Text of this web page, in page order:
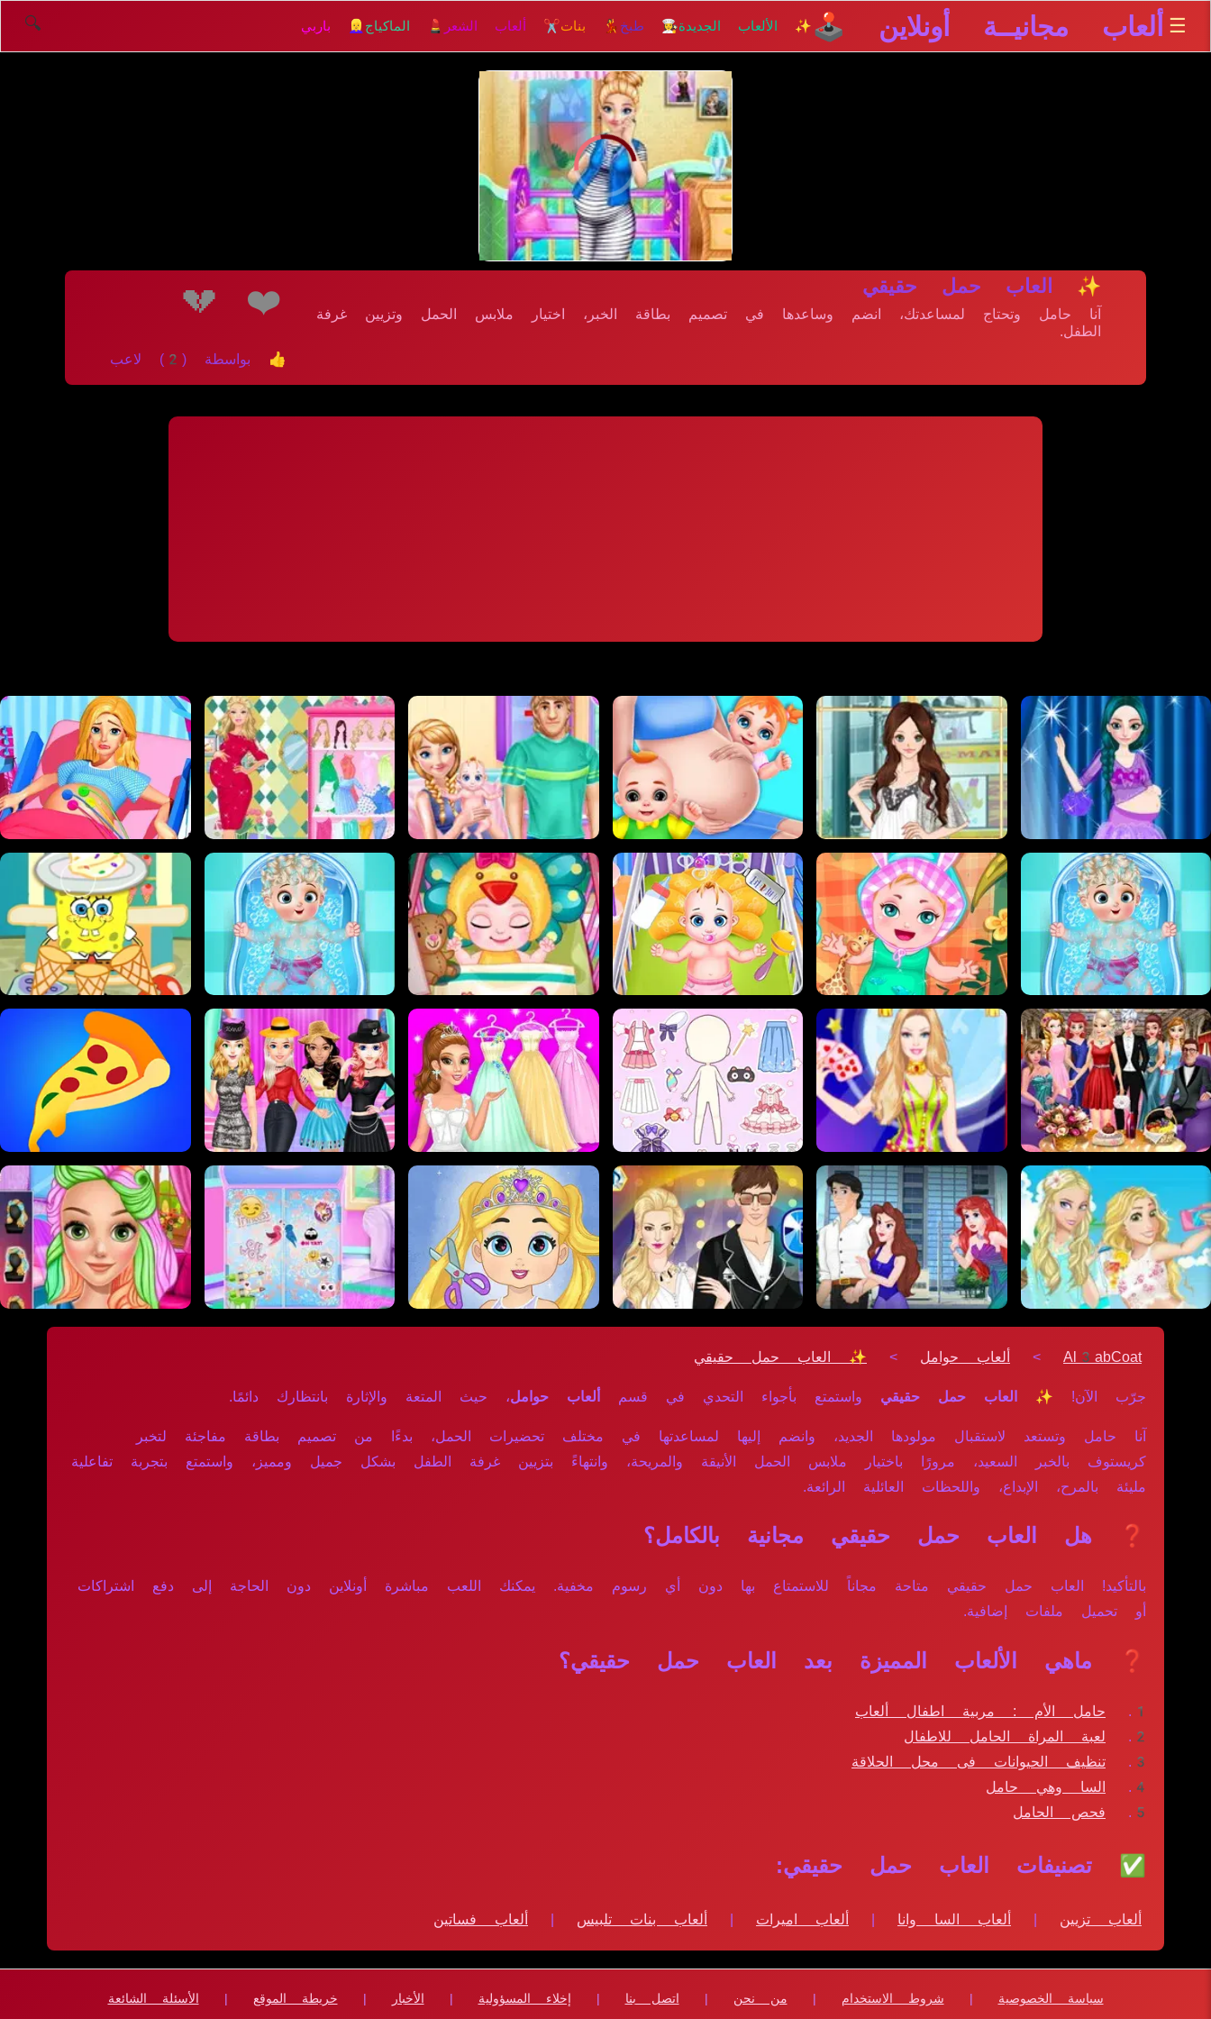
☰ ألعاب مجانيــة أونلاين 🕹️ ✨ الألعاب الجديدة👩‍🍳 طبخ 💃 بنات✂️ ألعاب الشعر 💄 الماكياج 👱‍♀️ باربي 🔍
❤️
💔
👍 بواسطة (2) لاعب
✨ العاب حمل حقيقي
آنا حامل وتحتاج لمساعدتك، انضم وساعدها في تصميم بطاقة الخبر، اختيار ملابس الحمل وتزيين غرفة
الطفل.
Al3abCoat
> ألعاب حوامل > ✨ العاب حمل حقيقي
جرّب الآن! ✨ العاب حمل حقيقي واستمتع بأجواء التحدي في قسم ألعاب حوامل، حيث المتعة والإثارة بانتظارك دائمًا.
آنا حامل وتستعد لاستقبال مولودها الجديد، وانضم إليها لمساعدتها في مختلف تحضيرات الحمل، بدءًا من تصميم بطاقة مفاجئة لتخبر
كريستوف بالخبر السعيد، مرورًا باختيار ملابس الحمل الأنيقة والمريحة، وانتهاءً بتزيين غرفة الطفل بشكل جميل ومميز، واستمتع بتجربة تفاعلية
مليئة بالمرح، الإبداع، واللحظات العائلية الرائعة.
❓ هل العاب حمل حقيقي مجانية بالكامل؟
بالتأكيد! العاب حمل حقيقي متاحة مجاناً للاستمتاع بها دون أي رسوم مخفية. يمكنك اللعب مباشرة أونلاين دون الحاجة إلى دفع اشتراكات
أو تحميل ملفات إضافية.
❓ ماهي الألعاب المميزة بعد العاب حمل حقيقي؟
حامل الأم : مربية اطفال ألعاب
لعبة المراة الحامل للاطفال
تنظيف الحيوانات فى محل الحلاقة
السا وهي حامل
فحص الحامل
✅ تصنيفات العاب حمل حقيقي:
ألعاب تزيين | ألعاب السا وانا | ألعاب اميرات | ألعاب بنات تلبيس | ألعاب فساتين
سياسة الخصوصية | شروط الاستخدام | من نحن | اتصل بنا | إخلاء المسؤولية | الأخبار | خريطة الموقع | الأسئلة الشائعة